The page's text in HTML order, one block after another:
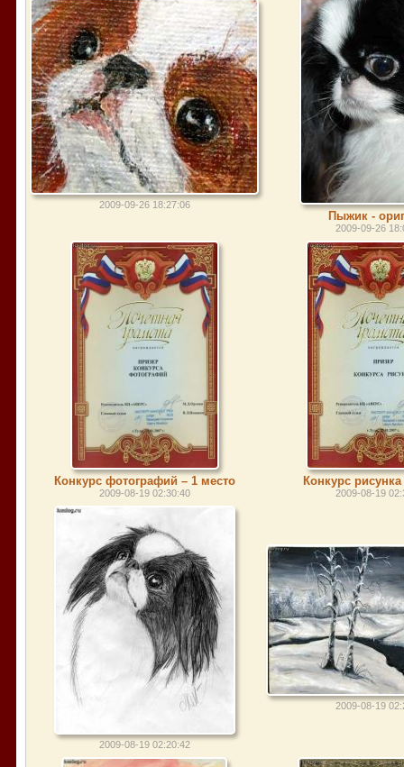
2009-09-26 18:27:06
Пыжик -
2009-09-26
Конкурс фотографий – 1 место
2009-08-19 02:30:40
Конкурс
2009-08-19
2009-08-19 02:20:42
2009-08-19